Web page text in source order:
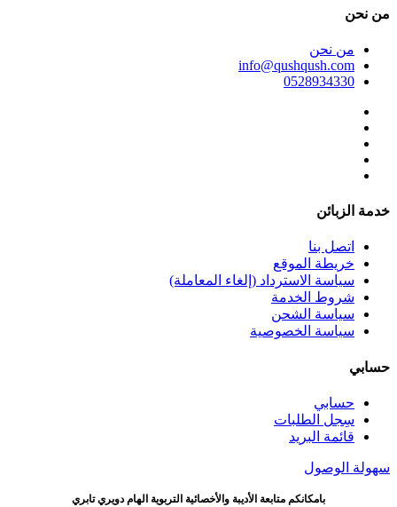
ﻣﻦ ﻧﺤﻦ
ﻣﻦ ﻧﺤﻦ
info@qushqush.com
0528934330
خدمة الزبائن
اتصل بنا
خريطة الموقع
سياسة الاسترداد (إلغاء المعاملة)
شروط الخدمة
سياسة الشحن
سياسة الخصوصية
حسابي
حسابي
سِجل الطلبات
قائمة البريد
سهولة الوصول
بامكانكم متابعة الأديبة والأخصائية التربوية الهام دويري تابري